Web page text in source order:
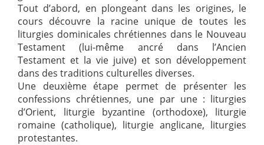
Tout d’abord, en plongeant dans les origines, le
cours découvre la racine unique de toutes les
liturgies dominicales chrétiennes dans le Nouveau
Testament (lui-même ancré dans l’Ancien
Testament et la vie juive) et son développement
dans des traditions culturelles diverses.
Une deuxième étape permet de présenter les
confessions chrétiennes, une par une : liturgies
d’Orient, liturgie byzantine (orthodoxe), liturgie
romaine (catholique), liturgie anglicane, liturgies
protestantes.